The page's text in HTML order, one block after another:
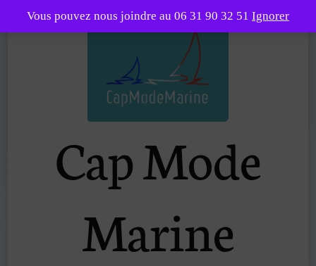
Vous pouvez nous joindre au 06 31 90 32 51 Ignorer
Cap Mode
Marine